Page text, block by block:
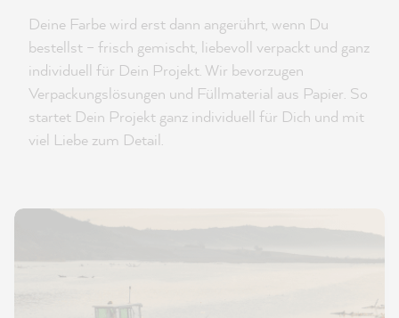
Deine Farbe wird erst dann angerührt, wenn Du
bestellst – frisch gemischt, liebevoll verpackt und ganz
individuell für Dein Projekt. Wir bevorzugen
Verpackungslösungen und Füllmaterial aus Papier. So
startet Dein Projekt ganz individuell für Dich und mit
viel Liebe zum Detail.